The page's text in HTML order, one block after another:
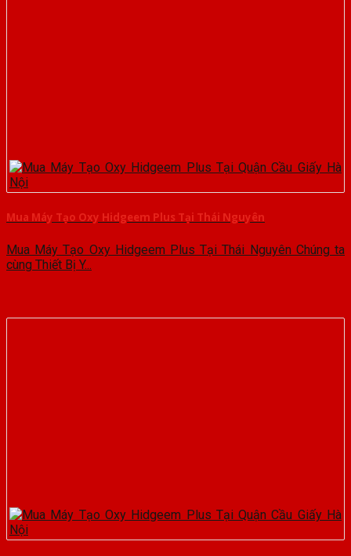
Mua Máy Tạo Oxy Hidgeem Plus Tại Thái Nguyên
Mua Máy Tạo Oxy Hidgeem Plus Tại Thái Nguyên Chúng ta
cùng Thiết Bị Y...